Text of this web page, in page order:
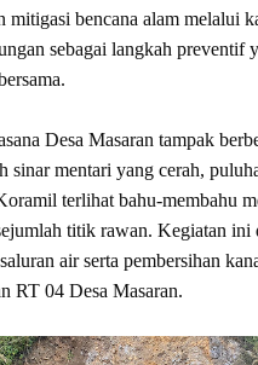
mitigasi bencana alam melalui
sebagai langkah preventif
Desa Masaran tampak
sinar mentari yang cerah,
terlihat bahu-membahu
titik rawan. Kegiatan ini
air serta pembersihan
RT 04 Desa Masaran.